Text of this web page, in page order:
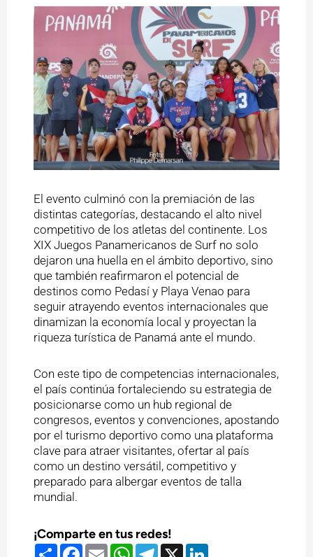
El evento culminó con la premiación de las
distintas categorías, destacando el alto nivel
competitivo de los atletas del continente. Los
XIX Juegos Panamericanos de Surf no solo
dejaron una huella en el ámbito deportivo, sino
que también reafirmaron el potencial de
destinos como Pedasí y Playa Venao para
seguir atrayendo eventos internacionales que
dinamizan la economía local y proyectan la
riqueza turística de Panamá ante el mundo.
Con este tipo de competencias internacionales,
el país continúa fortaleciendo su estrategia de
posicionarse como un hub regional de
congresos, eventos y convenciones, apostando
por el turismo deportivo como una plataforma
clave para atraer visitantes, ofertar al país
como un destino versátil, competitivo y
preparado para albergar eventos de talla
mundial.
¡Comparte en tus redes!
Compartir
Facebook
EmailWhatsApp
Telegram
X LinkedIn